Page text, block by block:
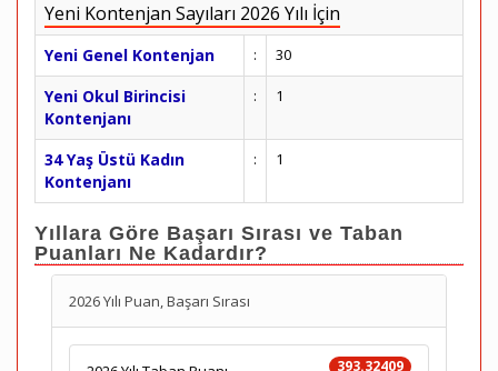
Yeni Kontenjan Sayıları 2026 Yılı İçin
Yeni Genel Kontenjan : 30
Yeni Okul Birincisi
Kontenjanı
: 1
34 Yaş Üstü Kadın
Kontenjanı
: 1
Yıllara Göre Başarı Sırası ve Taban
Puanları Ne Kadardır?
2026 Yılı Puan, Başarı Sırası
393.32409